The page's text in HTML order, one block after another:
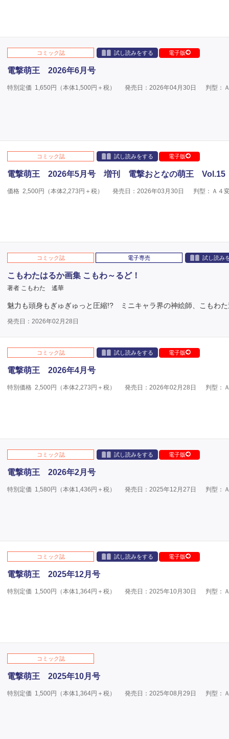
コミック誌 試し読みをする 電子版
電撃萌王 2026年6月号
特別定価 1,650円（本体1,500円＋税） 発売日：2026年04月30日 判型：
コミック誌 試し読みをする 電子版
電撃萌王 2026年5月号 増刊 電撃おとなの萌王 Vol.15
価格 2,500円（本体2,273円＋税） 発売日：2026年03月30日 判型：Ａ４
コミック誌 電子専売 試し読み
こもわたはるか画集 こもわ～るど！
著者 こもわた 遙華
魅力も頭身もぎゅぎゅっと圧縮!? ミニキャラ界の神絵師、こもわた
発売日：2026年02月28日
コミック誌 試し読みをする 電子版
電撃萌王 2026年4月号
特別価格 2,500円（本体2,273円＋税） 発売日：2026年02月28日 判型：
コミック誌 試し読みをする 電子版
電撃萌王 2026年2月号
特別定価 1,580円（本体1,436円＋税） 発売日：2025年12月27日 判型：
コミック誌 試し読みをする 電子版
電撃萌王 2025年12月号
特別定価 1,500円（本体1,364円＋税） 発売日：2025年10月30日 判型：
コミック誌
電撃萌王 2025年10月号
特別定価 1,500円（本体1,364円＋税） 発売日：2025年08月29日 判型：